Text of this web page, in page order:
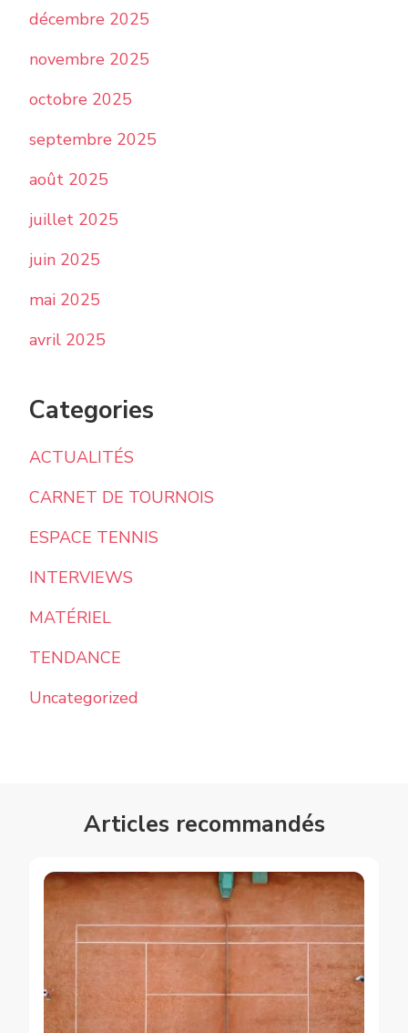
décembre 2025
novembre 2025
octobre 2025
septembre 2025
août 2025
juillet 2025
juin 2025
mai 2025
avril 2025
Categories
ACTUALITÉS
CARNET DE TOURNOIS
ESPACE TENNIS
INTERVIEWS
MATÉRIEL
TENDANCE
Uncategorized
Articles recommandés